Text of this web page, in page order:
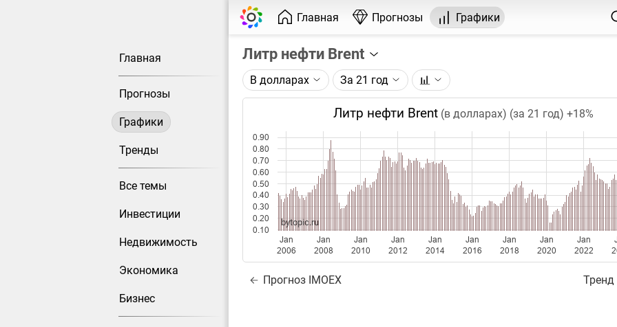
Главная Прогнозы Графики
Главная
Прогнозы
Графики
Тренды
Все темы
Инвестиции
Недвижимость
Экономика
Бизнес
Литр нефти Brent
Описание графика:
Цена фьючерса на нефть марки Brent, торгуемого на ICE.
Каждая точка на графике - цена закрытия дня, недели или месяца.
Оптимальный таймфрейм (день, неделя, месяц) подбирается
при изменении глубины графика.
Данные добавляются ежедневно.
В долларах За 21 год
Литр нефти Brent (в долларах) (за 21 год) +18%
Jan
2006
Jan
2008
Jan
2010
Jan
2012
Jan
2014
Jan
2016
Jan
2018
Jan
2020
Jan
2022
0.10
0.20
0.30
0.40
0.50
0.60
0.70
0.80
0.90
bytopic.ru
Прогноз IMOEX Тренд